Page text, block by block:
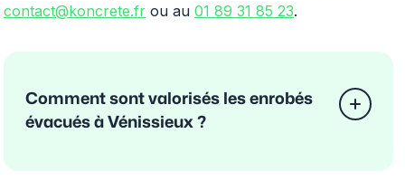
contact@koncrete.fr ou au 01 89 31 85 23.
Comment sont valorisés les enrobés
évacués à Vénissieux ?